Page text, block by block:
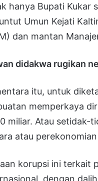
hanya Bupati Kukar
Umun Kejati
dan mantan
didakwa rugikan
itu, untuk
memperkaya
miliar. Atau setidak-
atau
korupsi ini terkait
dengan